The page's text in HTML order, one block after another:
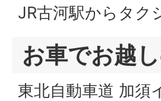
JR古河駅からタク
お車でお越
東北自動車道 加須